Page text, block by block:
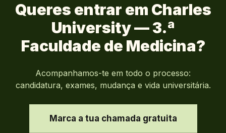
Queres entrar em Charles
University — 3.ª
Faculdade de Medicina?
Acompanhamos-te em todo o processo:
candidatura, exames, mudança e vida universitária.
Marca a tua chamada gratuita